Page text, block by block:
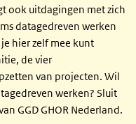
ook uitdagingen met zich
datagedreven werken
hier zelf mee kunt
de vier
van projecten. Wil
werken? Sluit
GGD GHOR Nederland.